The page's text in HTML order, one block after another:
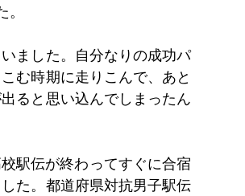
ました。自分なりの成功パ
む時期に走りこんで、あと
ると思い込んでしまったん
た。都道府県対抗男子駅伝